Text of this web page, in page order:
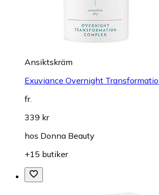
Ansiktskräm
Exuviance Overnight
fr.
339 kr
hos Donna Beauty
+15 butiker